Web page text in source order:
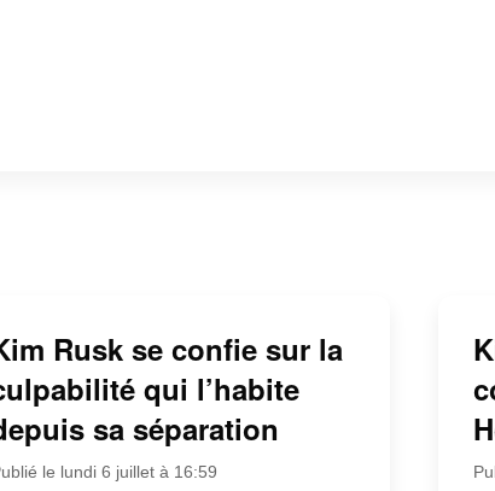
Rusk se confie sur la
qui l’habite
sa séparation
le lundi 6 juillet à 16:59